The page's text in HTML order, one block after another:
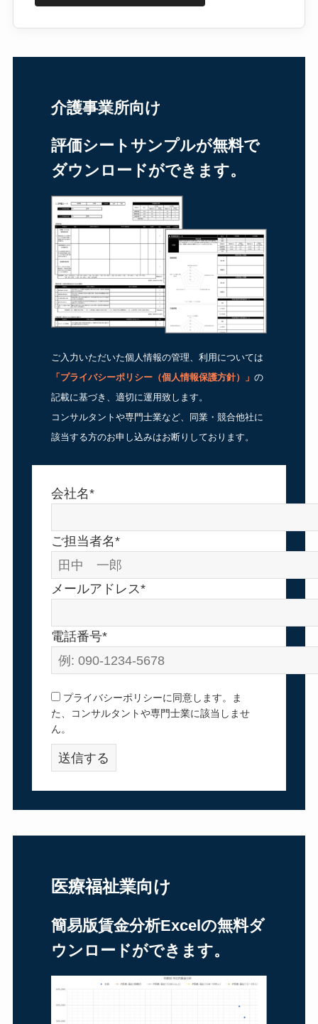
介護事業所向け
評価シートサンプルが無料で
ダウンロードができます。
ご入力いただいた個人情報の管理、利用については
「プライバシーポリシー（個人情報保護方針） 」 の
記載に基づき、適切に運用致します。
コンサルタントや専門士業など、同業・競合他社に
該当する方のお申し込みはお断りしております。
会社名*
ご担当者名*
メールアドレス*
電話番号*
プライバシーポリシーに同意します。ま
た、コンサルタントや専門士業に該当しませ
ん。
医療福祉業向け
簡易版賃金分析Excelの無料ダ
ウンロードができます。